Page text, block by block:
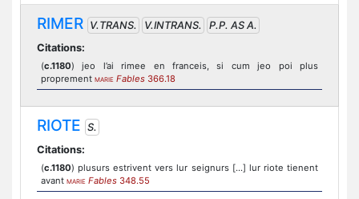
RIMER V.TRANS. V.INTRANS.
P.P. AS A.
Citations:
(c.1180) jeo l’ai rimee en franceis, si cum jeo poi plus
proprement MARIE Fables 366.18
RIOTE S.
Citations:
(c.1180) plusurs estrivent vers lur seignurs [...] lur riote tienent
avant MARIE Fables 348.55